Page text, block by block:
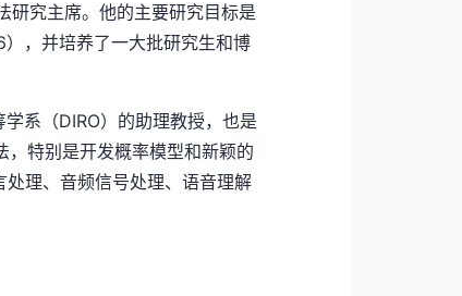
研究主席。他的主要研究目标是
，并培养了一大批研究生和博
系（DIRO）的助理教授，也是
，特别是开发概率模型和新颖的
理、音频信号处理、语音理解